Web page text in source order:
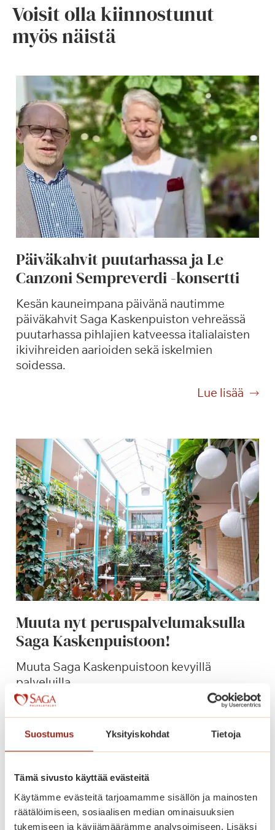
Suostumus Yksityiskohdat Tietoja
Tämä sivusto käyttää evästeitä
Käytämme evästeitä tarjoamamme sisällön ja mainosten
räätälöimiseen, sosiaalisen median ominaisuuksien
tukemiseen ja kävijämäärämme analysoimiseen. Lisäksi
Voisit olla kiinnostunut
myös näistä
Päiväkahvit puutarhassa ja Le
Canzoni Sempreverdi -konsertti
Kesän kauneimpana päivänä nautimme
päiväkahvit Saga Kaskenpuiston vehreässä
puutarhassa pihlajien katveessa italialaisten
ikivihreiden aarioiden sekä iskelmien
soidessa.
Lue lisää
P
v
ä
k
a
h
v
i
t
p
u
u
a
a
a
C
a
n
Muuta nyt peruspalvelumaksulla
Saga Kaskenpuistoon!
Muuta Saga Kaskenpuistoon kevyillä
palveluilla.
Lue lisää
t
y
t